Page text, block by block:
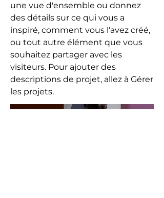
une vue d'ensemble ou donnez
des détails sur ce qui vous a
inspiré, comment vous l'avez créé,
ou tout autre élément que vous
souhaitez partager avec les
visiteurs. Pour ajouter des
descriptions de projet, allez à Gérer
les projets.